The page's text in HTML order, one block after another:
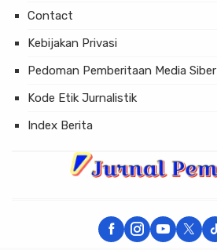
Contact
Kebijakan Privasi
Pedoman Pemberitaan Media Siber
Kode Etik Jurnalistik
Index Berita